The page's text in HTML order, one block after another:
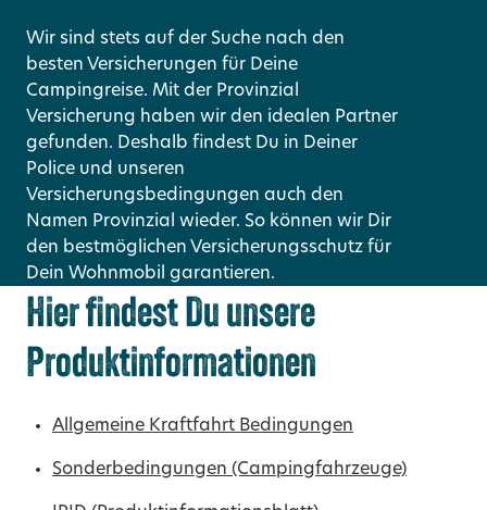
Wir sind stets auf der Suche nach den
besten Versicherungen für Deine
Campingreise. Mit der Provinzial
Versicherung haben wir den idealen Partner
gefunden. Deshalb findest Du in Deiner
Police und unseren
Versicherungsbedingungen auch den
Namen Provinzial wieder. So können wir Dir
den bestmöglichen Versicherungsschutz für
Dein Wohnmobil garantieren.
Hier findest Du unsere
Produktinformationen
Allgemeine Kraftfahrt Bedingungen
Sonderbedingungen (Campingfahrzeuge)